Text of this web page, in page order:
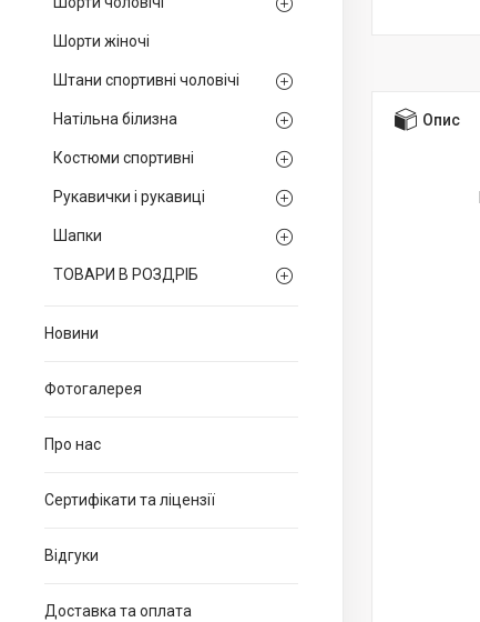
Шорти жіночі
Штани спортивні чоловічі
Натільна білизна
Костюми спортивні
Рукавички і рукавиці
Шапки
ТОВАРИ В РОЗДРІБ
Новини
Фотогалерея
Про нас
Сертифікати та ліцензії
Відгуки
Доставка та оплата
Опис